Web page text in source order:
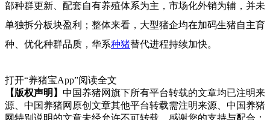
部种群更新、配套自有养殖体系为主，市场化外销为辅，并未
单独拆分板块盈利；整体来看，大型猪企均在加码生猪自主育
种、优化种群品质，华系种猪替代进程持续加快。
打开“养猪宝App”阅读全文
【版权声明】 中国养猪网旗下所有平台转载的文章均已注明来
源、中国养猪网原创文章其他平台转载需注明来源、中国养猪
网特别说明的文章未经允许不可转载，感谢您的支持与配合；